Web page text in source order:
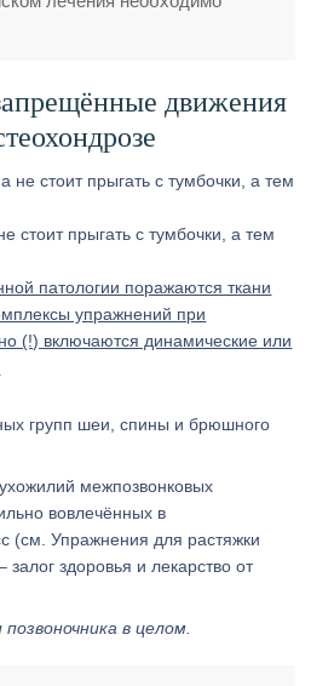
движения
стоит прыгать с тумбочки, а тем
патологии поражаются ткани
упражнений при
(!) включаются динамические или
групп шеи, спины и брюшного
межпозвонковых
вовлечённых в
(см. Упражнения для растяжки
здоровья и лекарство от
в целом.